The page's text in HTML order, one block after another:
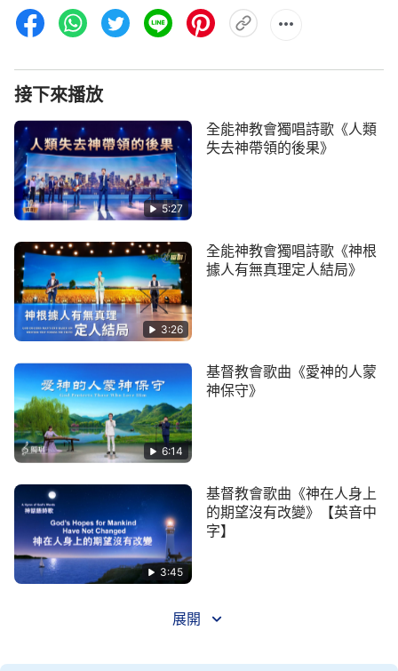
2 所以，面對許多悖逆神話語的人，面對許多
人，神的態度只有一個：讓時間與事實作神的見證，
神所說的一切都是對的，都是人該具備的，更是人該
接受的。
3 神要讓所有跟隨神的人都知道這樣一個事
人，不能在神的話語中找到目標的人，不能因神的話
語而得到救恩的人，都是被神的話語定罪的人，更是
失去神救恩的人，神的刑杖將永不離開。讓時間與事
實作神的見證，證實神的話語就是真理、就是道路、
——《跟隨羔羊唱新歌》
接下來播放
5:27
全能神教會獨唱詩歌《人類
失去神帶領的後果》
3:26
全能神教會獨唱詩歌《神根
據人有無真理定人結局》
6:14
基督教會歌曲《愛神的人蒙
神保守》
3:45
基督教會歌曲《神在人身上
的期望沒有改變》【英音中
字】
展開